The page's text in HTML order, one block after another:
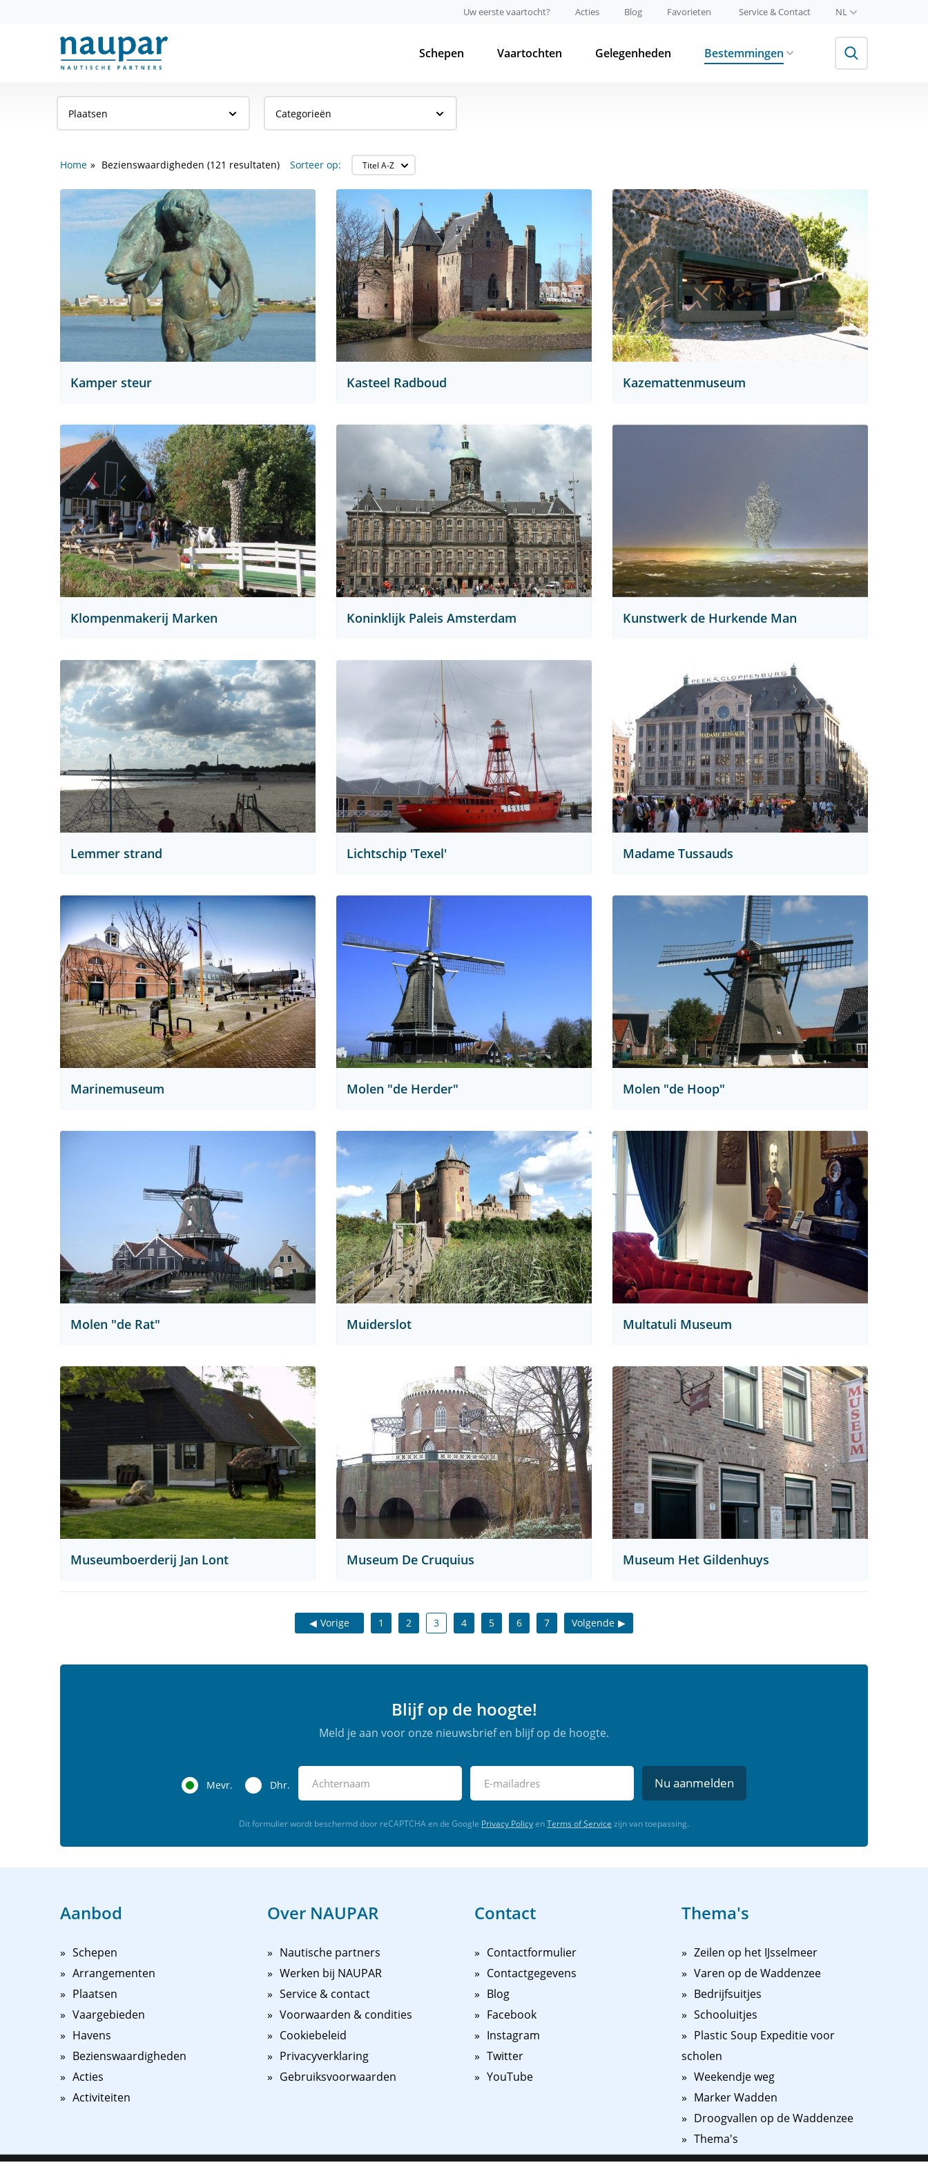
Uw eerste vaartocht? Acties Blog Favorieten Service & Contact NL
Schepen Vaartochten Gelegenheden Bestemmingen
Plaatsen Categorieën
Home Bezienswaardigheden (121 resultaten) Sorteer op:
Kamper steur Kasteel Radboud Kazemattenmuseum
Klompenmakerij Marken Koninklijk Paleis Amsterdam Kunstwerk de Hurkende Man
Lemmer strand Lichtschip 'Texel' Madame Tussauds
Marinemuseum Molen "de Herder" Molen "de Hoop"
Molen "de Rat" Muiderslot Multatuli Museum
Museumboerderij Jan Lont Museum De Cruquius Museum Het Gildenhuys
Vorige 1 2 3 4 5 6 7 Volgende
Blijf op de hoogte!
Meld je aan voor onze nieuwsbrief en blijf op de hoogte.
Mevr. Dhr. Nu aanmelden
Dit formulier wordt beschermd door reCAPTCHA en de Google Privacy PolicyenTerms of Service zijn van toepassing.
Aanbod
Schepen
Arrangementen
Plaatsen
Vaargebieden
Havens
Bezienswaardigheden
Acties
Activiteiten
Over NAUPAR
Nautische partners
Werken bij NAUPAR
Service & contact
Voorwaarden & condities
Cookiebeleid
Privacyverklaring
Gebruiksvoorwaarden
Contact
Contactformulier
Contactgegevens
Blog
Facebook
Instagram
Twitter
YouTube
Thema's
Zeilen op het IJsselmeer
Varen op de Waddenzee
Bedrijfsuitjes
Schooluitjes
Plastic Soup Expeditie voor
scholen
Weekendje weg
Marker Wadden
Droogvallen op de Waddenzee
Thema's